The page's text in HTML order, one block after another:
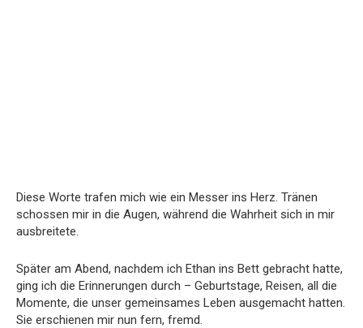
Diese Worte trafen mich wie ein Messer ins Herz. Tränen
schossen mir in die Augen, während die Wahrheit sich in mir
ausbreitete.
Später am Abend, nachdem ich Ethan ins Bett gebracht hatte,
ging ich die Erinnerungen durch – Geburtstage, Reisen, all die
Momente, die unser gemeinsames Leben ausgemacht hatten.
Sie erschienen mir nun fern, fremd.